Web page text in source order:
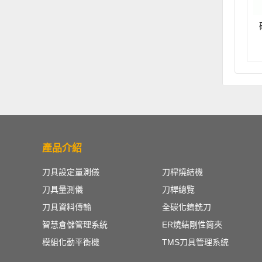
產品介紹
刀具設定量測儀
刀具量測儀
刀具資料傳輸
智慧倉儲管理系統
模組化動平衡機
刀桿燒結機
刀桿總覽
全碳化鎢銑刀
ER燒結剛性筒夾
TMS刀具管理系統